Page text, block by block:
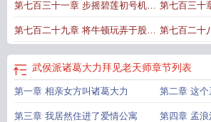
才说的诸葛大力是谁啊我只知道诸葛亮
诸葛大力参
大力最后结局诸葛大力最后跟谁在一起武当派诸葛
过老天师
急还有免费的后记和新书预告 完本倒计时
第七百三十一章 步摇碧莲初号机完
本倒计时45
第七百三十
计时55
第七百二十九章 将牛顿玩弄于股掌
之间的女人们
第七百二十
底下谁不知
德
武侯派诸葛大力拜见老天师章节列表
第一章 相亲女方叫诸葛大力 第二章 这个
第三章 我居然住进了爱情公寓 第四章 孟